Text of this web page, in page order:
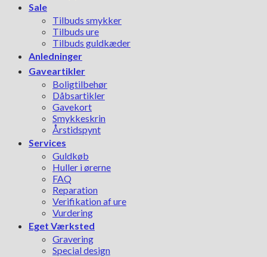
Sale
Tilbuds smykker
Tilbuds ure
Tilbuds guldkæder
Anledninger
Gaveartikler
Boligtilbehør
Dåbsartikler
Gavekort
Smykkeskrin
Årstidspynt
Services
Guldkøb
Huller i ørerne
FAQ
Reparation
Verifikation af ure
Vurdering
Eget Værksted
Gravering
Special design